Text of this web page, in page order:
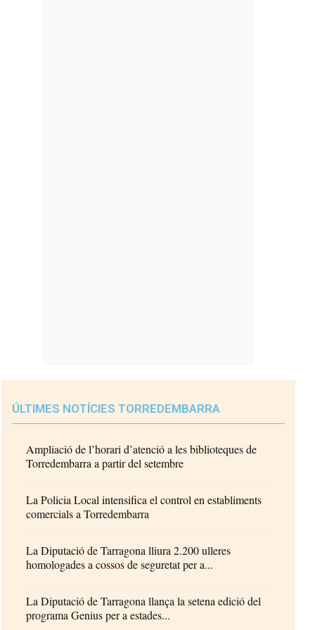
ÚLTIMES NOTÍCIES TORREDEMBARRA
Ampliació de l’horari d’atenció a les biblioteques de
Torredembarra a partir del setembre
La Policia Local intensifica el control en establiments
comercials a Torredembarra
La Diputació de Tarragona lliura 2.200 ulleres
homologades a cossos de seguretat per a...
La Diputació de Tarragona llança la setena edició del
programa Genius per a estades...